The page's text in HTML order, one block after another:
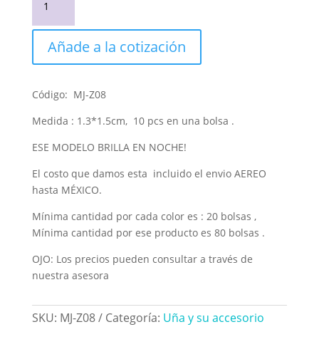
de
uña
forma
brillan
noche
cantidad
Añade a la cotización
Código: MJ-Z08
Medida : 1.3*1.5cm, 10 pcs en una bolsa .
ESE MODELO BRILLA EN NOCHE!
El costo que damos esta incluido el envio AEREO
hasta MÉXICO.
Mínima cantidad por cada color es : 20 bolsas ,
Mínima cantidad por ese producto es 80 bolsas .
OJO: Los precios pueden consultar a través de
nuestra asesora
SKU: MJ-Z08 Categoría: Uña y su accesorio